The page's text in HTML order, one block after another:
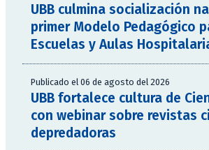
UBB culmina socialización
primer Modelo Pedagógico
Escuelas y Aulas
Publicado el 06 de agosto del 2026
UBB fortalece cultura de
con webinar sobre revistas
depredadoras